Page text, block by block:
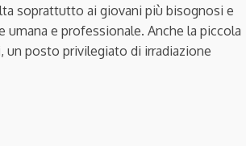
soprattutto ai giovani più bisognosi e
e professionale. Anche la piccola
un posto privilegiato di irradiazione